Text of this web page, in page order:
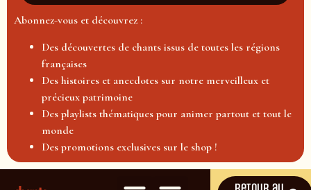
Abonnez-vous et découvrez :
Des découvertes de chants issus de toutes les régions
françaises
Des histoires et anecdotes sur notre merveilleux et
précieux patrimoine
Des playlists thématiques pour animer partout et tout le
monde
Des promotions exclusives sur le shop !